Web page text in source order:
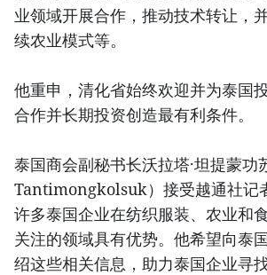
业领域开展合作，推动技术转让，
续农业模式等。
他重申，清化省始终欢迎并为泰国
合作并长期投资创造最有利条件。
泰国商会副秘书长沃拉塔·坦提蒙功
Tantimongkolsuk）接受越通社记
许多泰国企业在纺织服装、农业和
关注的领域具有优势。他希望向泰
绍这些相关信息，助力泰国企业寻